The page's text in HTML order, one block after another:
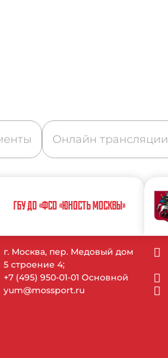
Онлайн трансляции
ГБУ ДО «ФСО «ЮНОСТЬ МОСКВЫ»
г. Москва, пер. Медовый дом
5 строение 4;
+7 (495) 950-01-01 Основной
yum@mossport.ru